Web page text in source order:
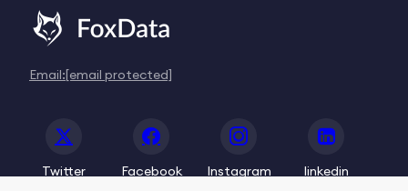
Email:[email protected]
Twitter Facebook Instagram linkedin